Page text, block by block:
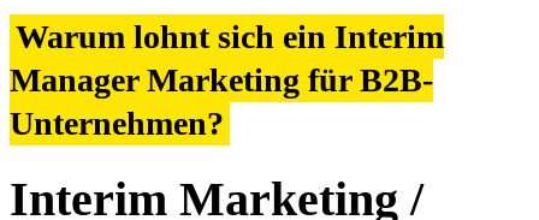
Warum lohnt sich ein Interim
Manager Marketing für B2B-
Unternehmen?
Interim Marketing /